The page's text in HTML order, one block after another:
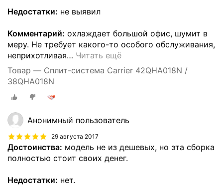
Недостатки: не выявил
Комментарий: охлаждает большой офис, шумит в
меру. Не требует какого-то особого обслуживания,
неприхотливая… Читать ещё
Товар — Сплит-система Carrier 42QHA018N /
38QHA018N
Анонимный пользователь
29 августа 2017
Достоинства: модель не из дешевых, но эта сборка
полностью стоит своих денег.
Недостатки: нет.